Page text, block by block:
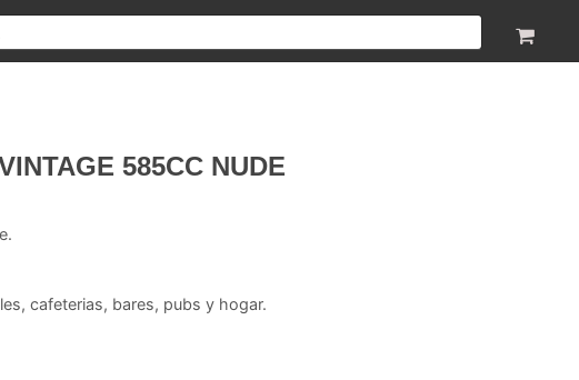
585CC NUDE
cafeterias, bares, pubs y hogar.